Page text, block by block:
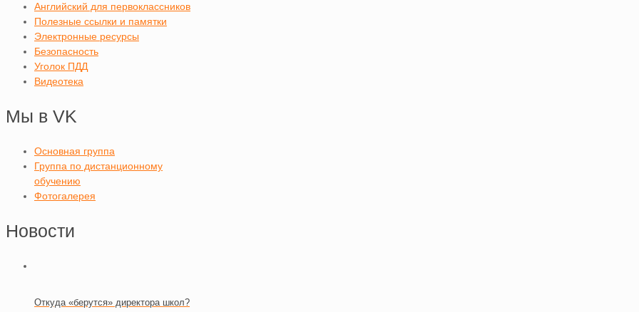
Английский для первоклассников
Полезные ссылки и памятки
Электронные ресурсы
Безопасность
Уголок ПДД
Видеотека
Мы в VK
Основная группа
Группа по дистанционному
обучению
Фотогалерея
Новости
Откуда «берутся» директора школ?